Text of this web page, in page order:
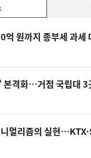
억 원까지 종부세 과세
격화…거점 국립대 3
멀리즘의 실현